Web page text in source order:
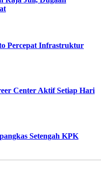
Percepat Infrastruktur
Center Aktif Setiap Hari
Setengah KPK